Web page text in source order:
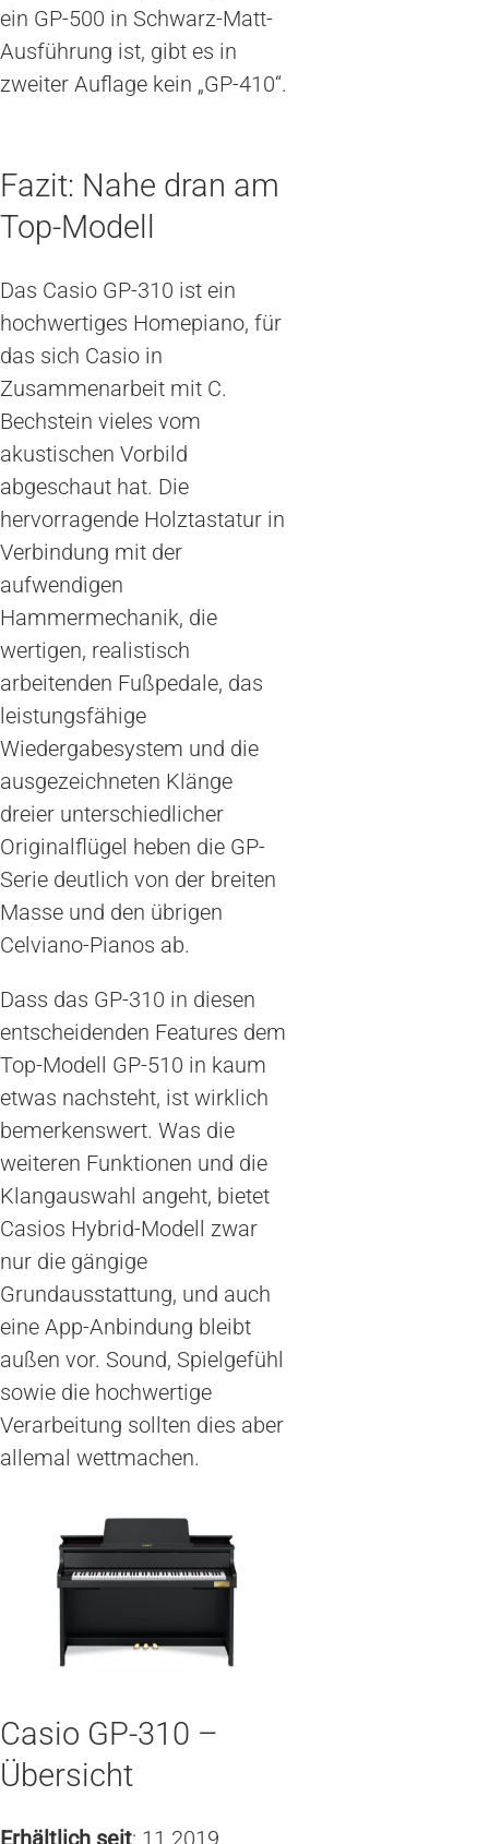
ein GP-500 in Schwarz-Matt-
Ausführung ist, gibt es in
zweiter Auflage kein „GP-410“.
Fazit: Nahe dran am
Top-Modell
Das Casio GP-310 ist ein
hochwertiges Homepiano, für
das sich Casio in
Zusammenarbeit mit C.
Bechstein vieles vom
akustischen Vorbild
abgeschaut hat. Die
hervorragende Holztastatur in
Verbindung mit der
aufwendigen
Hammermechanik, die
wertigen, realistisch
arbeitenden Fußpedale, das
leistungsfähige
Wiedergabesystem und die
ausgezeichneten Klänge
dreier unterschiedlicher
Originalflügel heben die GP-
Serie deutlich von der breiten
Masse und den übrigen
Celviano-Pianos ab.
Dass das GP-310 in diesen
entscheidenden Features dem
Top-Modell GP-510 in kaum
etwas nachsteht, ist wirklich
bemerkenswert. Was die
weiteren Funktionen und die
Klangauswahl angeht, bietet
Casios Hybrid-Modell zwar
nur die gängige
Grundausstattung, und auch
eine App-Anbindung bleibt
außen vor. Sound, Spielgefühl
sowie die hochwertige
Verarbeitung sollten dies aber
allemal wettmachen.
Casio GP-310 –
Übersicht
Erhältlich seit: 11.2019